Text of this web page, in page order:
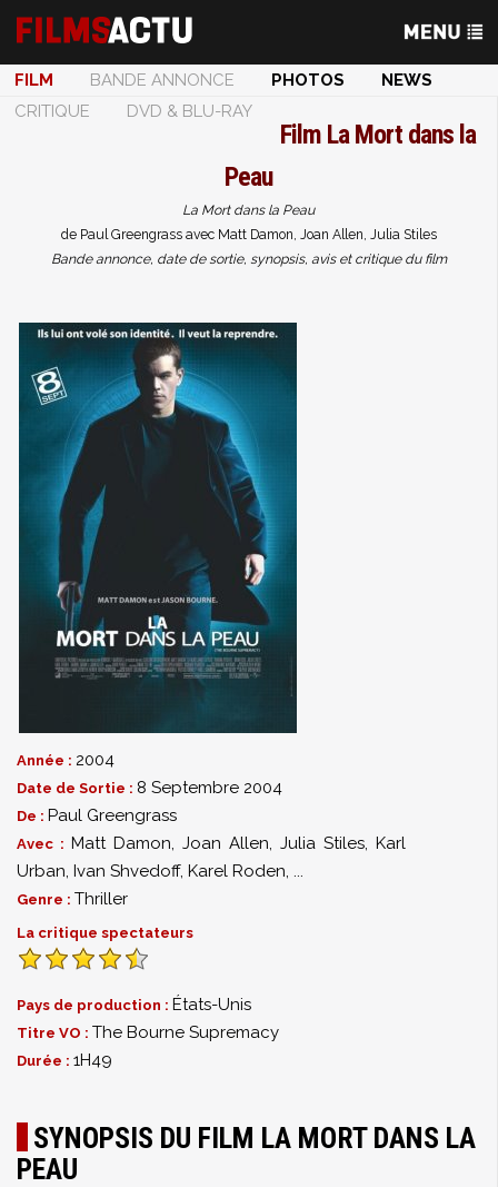
FILM BANDE ANNONCE PHOTOS
NEWS
CRITIQUE
DVD & BLU-RAY
Film La Mort dans la
Peau
La Mort dans la Peau
de Paul Greengrass avec Matt Damon, Joan Allen, Julia Stiles
Bande annonce, date de sortie, synopsis, avis et critique du film
Année : 2004
Date de Sortie : 8 Septembre 2004
De : Paul Greengrass
Avec : Matt Damon, Joan Allen, Julia Stiles, Karl
Urban, Ivan Shvedoff, Karel Roden, ...
Genre : Thriller
La critique spectateurs
Pays de production : États-Unis
Titre VO : The Bourne Supremacy
Durée : 1H49
SYNOPSIS DU FILM LA MORT DANS LA
PEAU